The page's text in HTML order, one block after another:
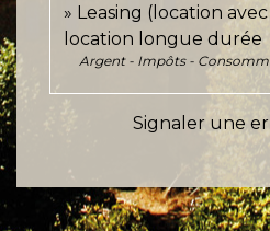
Leasing (location
location longue durée
Argent - Impôts -
Signaler une